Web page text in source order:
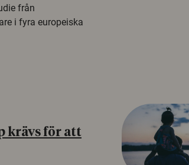
från
i fyra europeiska
krävs för att